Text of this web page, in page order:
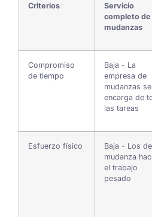
Criterios
Servicio
completo de
mudanzas
Compromiso
de tiempo
Baja - La
empresa de
mudanzas se
encarga de
las tareas
Esfuerzo físico
Baja - Los
mudanza
el trabajo
pesado